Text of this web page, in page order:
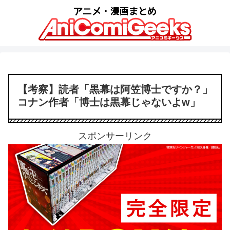
【考察】読者「黒幕は阿笠博士ですか？」
コナン作者「博士は黒幕じゃないよw」
スポンサーリンク